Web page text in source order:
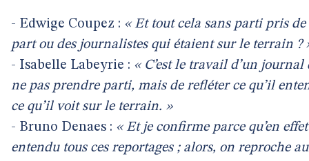
- Edwige Coupez : « Et tout cela sans parti pris de
part ou des journalistes qui étaient sur le terrain ?
- Isabelle Labeyrie : « C’est le travail d’un journal
ne pas prendre parti, mais de refléter ce qu’il
ce qu’il voit sur le terrain. »
- Bruno Denaes : « Et je confirme parce qu’en effet
entendu tous ces reportages ; alors, on reproche